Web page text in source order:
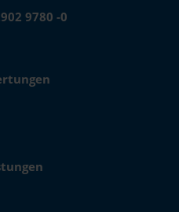
9780 -0